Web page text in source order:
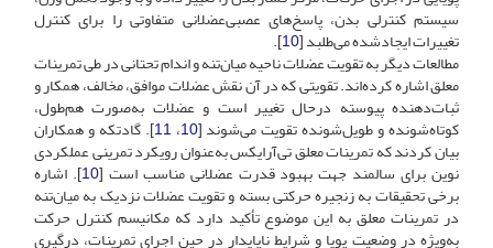
سیستم کنترلی بدن، پاسخ‌های عصبی‌عضلانی متفاوتی را برای کنترل
تغییرات ایجادشده می‌طلبد [10
].
مطالعات دیگر به تقویت عضلات ناحیه میان‌تنه و اندام تحتانی در طی تمرینات
معلق اشاره‌ کرده‌اند. تقویتی که در آن نقش عضلات موافق، مخالف، همکار و
ثبات‌دهنده پیوسته در‌حال تغییر است و عضلات به‌صورت هم‌طول،
کوتاه‌شونده و طویل‌شونده تقویت می‌شوند [10،11]. گادتکه و همکاران
بیان کردند که تمرینات معلق تی‌آرایکس به‌عنوان رویکرد تمرینی عملکردی
نوین برای سالمند جهت بهبود قدرت عضلانی مناسب است [10]. اشاره
برخی تحقیقات به زنجیره حرکتی بسته و تقویت عضلات نزدیک به میان‌تنه
در تمرینات معلق به این موضوع تأکید دارد که مکانیسم کنترل حرکت
به‌ویژه در وضعیت پویا و شرایط ناپایدار در حین اجرای تمرینات، درگیری